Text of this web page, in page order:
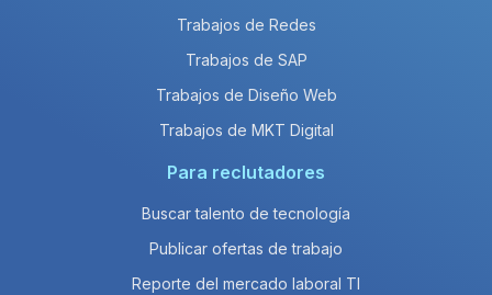
Trabajos de Redes
Trabajos de SAP
Trabajos de Diseño Web
Trabajos de MKT Digital
Para reclutadores
Buscar talento de tecnología
Publicar ofertas de trabajo
Reporte del mercado laboral TI